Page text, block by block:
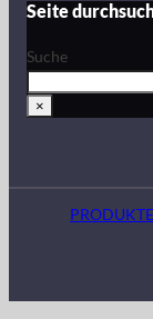
Seite
Suche
×
PRODUKTE